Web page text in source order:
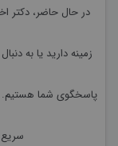
در حال حاضر،دکتر
زمینه دارید یا به
پاسخگوی شما هستیم.